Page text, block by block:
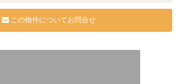
この物件についてお問合せ